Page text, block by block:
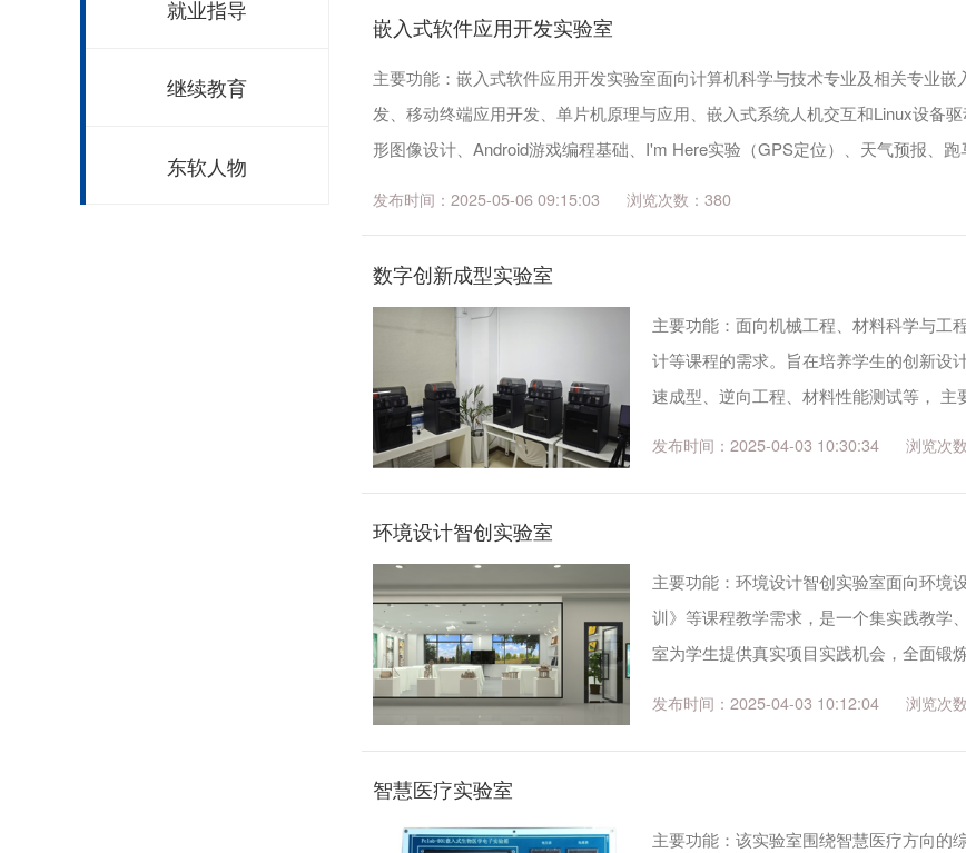
就业指导
继续教育
东软人物
嵌入式软件应用开发实验室
主要功能：嵌入式软件应用开发实验室面向计算机科学与技术专业及相关专业
发、移动终端应用开发、单片机原理与应用、嵌入式系统人机交互和Linux设备
形图像设计、Android游戏编程基础、I'm Here实验（GPS定位）、天气预报、
发布时间：2025-05-06 09:15:03 380
数字创新成型实验室
主要功能：面向机械工程、材料科学与工
计等课程的需求。旨在培养学生的创新设
速成型、逆向工程、材料性能测试等，
发布时间：2025-04-03 10:30:34
环境设计智创实验室
主要功能：环境设计智创实验室面向环境
训》等课程教学需求，是一个集实践教学
室为学生提供真实项目实践机会，全面锻
发布时间：2025-04-03 10:12:04
智慧医疗实验室
主要功能：该实验室围绕智慧医疗方向的